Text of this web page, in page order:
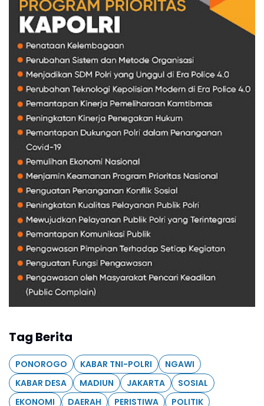
Tag Berita
PONOROGO KABAR TNI-POLRI
NGAWI
KABAR DESA
MADIUN JAKARTA
SOSIAL
EKONOMI
DAERAH PERISTIWA
POLITIK